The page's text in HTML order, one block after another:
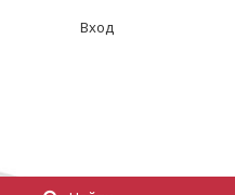
Вход